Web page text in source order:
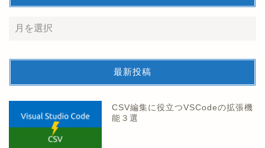
最新投稿
CSV編集に役立つVSCodeの拡張機
能３選